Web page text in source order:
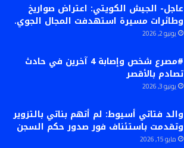
عاجل- الجيش الكويتي: اعتراض صواريخ
وطائرات مسيرة استهدفت المجال الجوي.
يونيو 2, 2026
#مصرع شخص وإصابة 4 آخرين في حادث
تصادم بالأقصر
يونيو 3, 2026
والد فتاتي أسيوط: لم أتهم بناتي بالتزوير
وتقدمت باستئناف فور صدور حكم السجن
مايو 15, 2026